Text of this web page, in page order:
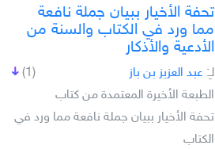
تحفة الأخيار ببيان جملة نافعة
مما ورد في الكتاب والسنة من
الأدعية والأذكار
(1) لـِ: عبد العزيز بن باز
الطبعة الأخيرة المعتمدة من كتاب
تحفة الأخيار ببيان جملة نافعة مما ورد في
الكتاب